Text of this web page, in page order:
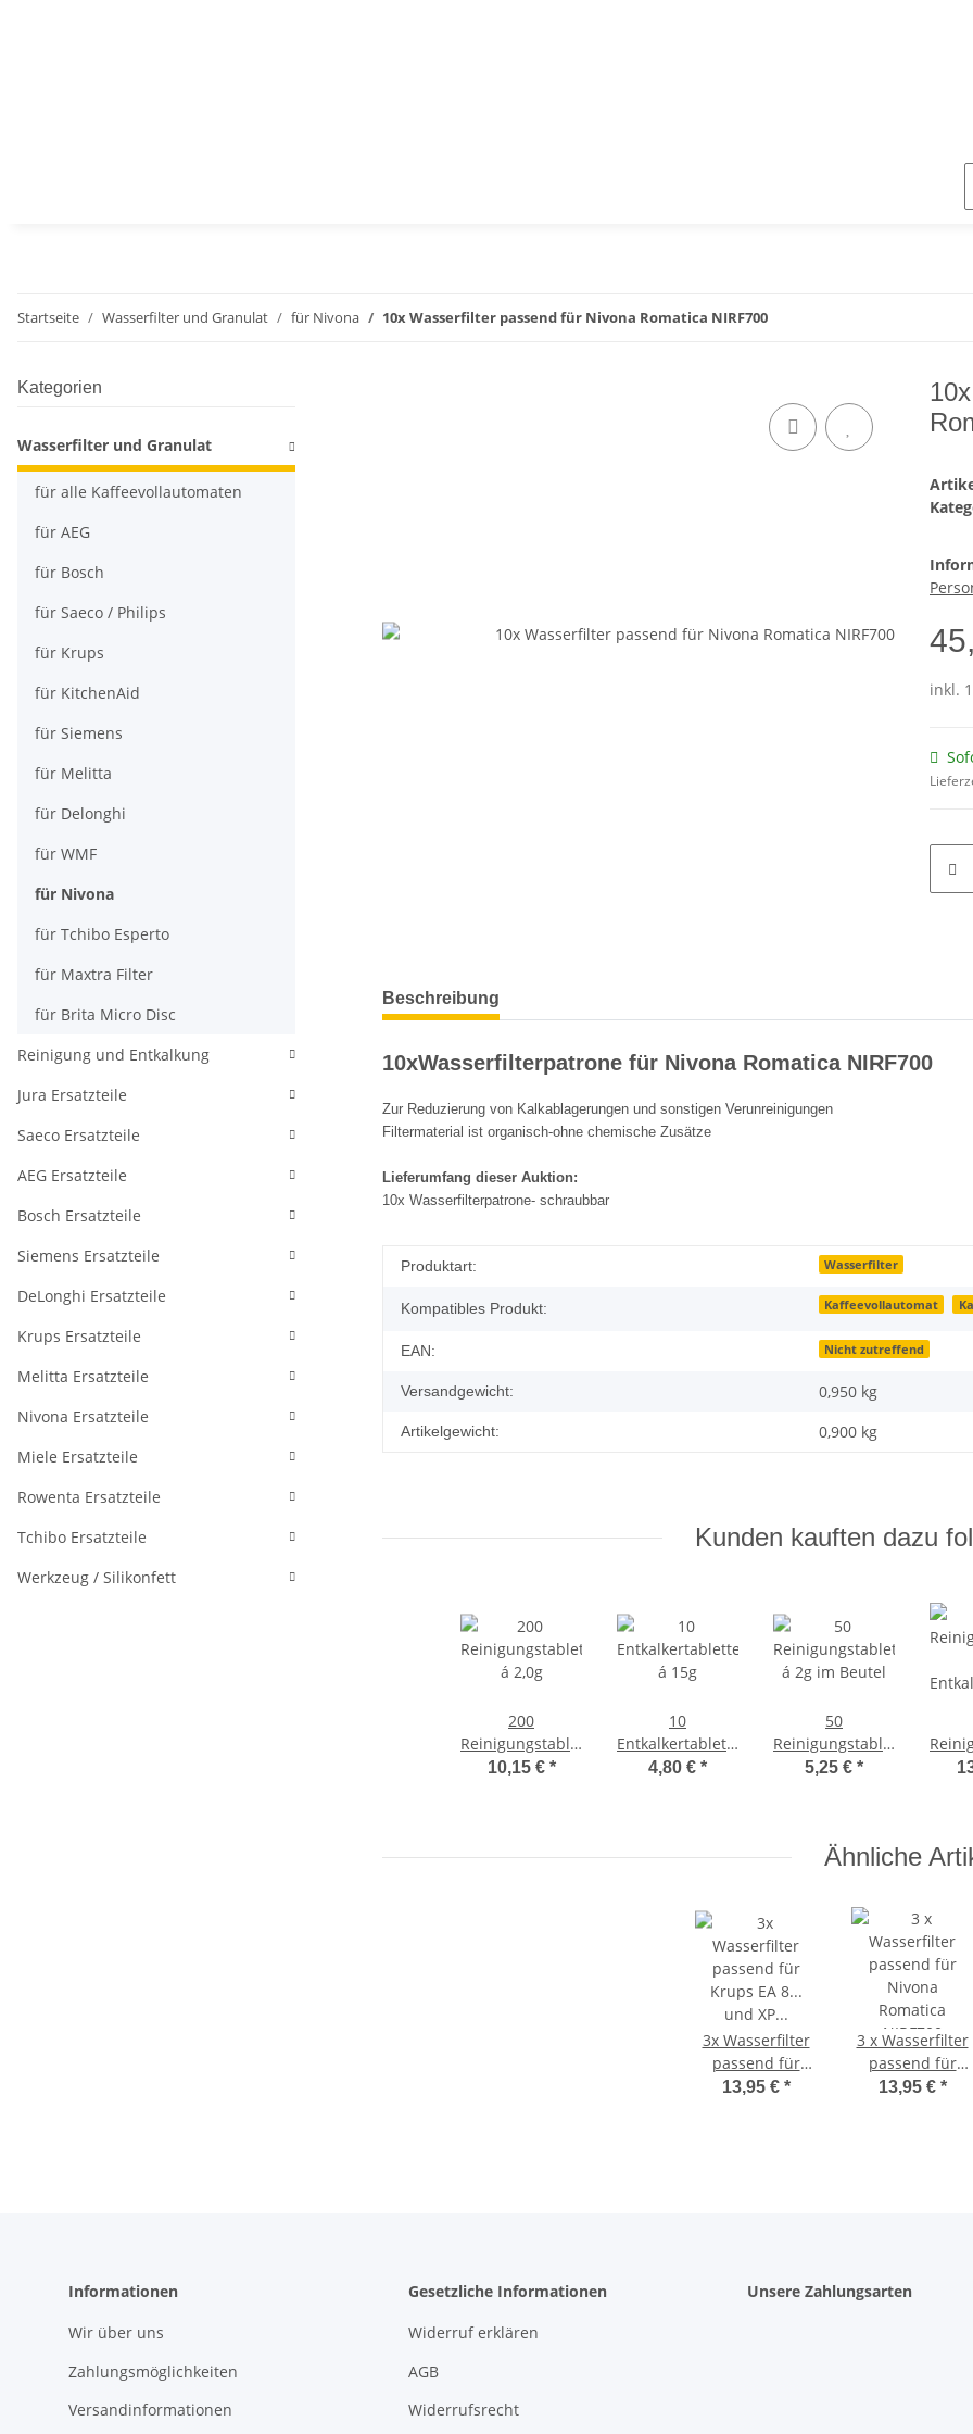
Startseite Wasserfilter und Granulat für Nivona 10x Wasserfilter passend für Nivona Romatica NIRF700
inkl.
Beschreibung
10xWasserfilterpatrone für Nivona Romatica NIRF700
Zur Reduzierung von Kalkablagerungen und sonstigen Verunreinigungen
Filtermaterial ist organisch-ohne chemische Zusätze
Lieferumfang dieser Auktion:
10x Wasserfilterpatrone- schraubbar
Produktart: Wasserfilter
Kompatibles Produkt: Kaffeevollautomat
EAN: Nicht zutreffend
Versandgewicht: 0,950 kg
Artikelgewicht: 0,900 kg
Kunden kauften dazu
200
Reinigungstabletten
á 2,0g
10,15 € *
10
Entkalkertabletten
á 15g
4,80 € *
50
Reinigungstabletten
á 2g im Beutel
5,25 € *
Ähnliche
3x Wasserfilter
passend für
Krups EA 8...
13,95 € *
3 x Wasserfilter
passend für
Nivona
13,95 € *
Kategorien
Wasserfilter und Granulat
für alle Kaffeevollautomaten
für AEG
für Bosch
für Saeco / Philips
für Krups
für KitchenAid
für Siemens
für Melitta
für Delonghi
für WMF
für Nivona
für Tchibo Esperto
für Maxtra Filter
für Brita Micro Disc
Reinigung und Entkalkung
Jura Ersatzteile
Saeco Ersatzteile
AEG Ersatzteile
Bosch Ersatzteile
Siemens Ersatzteile
DeLonghi Ersatzteile
Krups Ersatzteile
Melitta Ersatzteile
Nivona Ersatzteile
Miele Ersatzteile
Rowenta Ersatzteile
Tchibo Ersatzteile
Werkzeug / Silikonfett
Informationen
Wir über uns
Zahlungsmöglichkeiten
Versandinformationen
Gesetzliche Informationen
Widerruf erklären
AGB
Widerrufsrecht
Unsere Zahlungsarten